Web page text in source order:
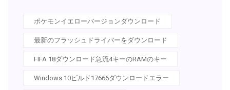
ポケモンイエローバージョンダウンロード
最新のフラッシュドライバーをダウンロード
FIFA 18ダウンロード急流4キーのRAMのキー
Windows 10ビルド17666ダウンロードエラー